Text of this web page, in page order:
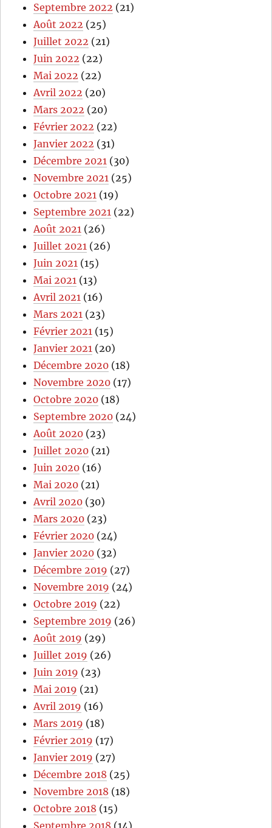
Septembre 2022 (21)
Août 2022 (25)
Juillet 2022 (21)
Juin 2022 (22)
Mai 2022 (22)
Avril 2022 (20)
Mars 2022 (20)
Février 2022 (22)
Janvier 2022 (31)
Décembre 2021 (30)
Novembre 2021 (25)
Octobre 2021 (19)
Septembre 2021 (22)
Août 2021 (26)
Juillet 2021 (26)
Juin 2021 (15)
Mai 2021 (13)
Avril 2021 (16)
Mars 2021 (23)
Février 2021 (15)
Janvier 2021 (20)
Décembre 2020 (18)
Novembre 2020 (17)
Octobre 2020 (18)
Septembre 2020 (24)
Août 2020 (23)
Juillet 2020 (21)
Juin 2020 (16)
Mai 2020 (21)
Avril 2020 (30)
Mars 2020 (23)
Février 2020 (24)
Janvier 2020 (32)
Décembre 2019 (27)
Novembre 2019 (24)
Octobre 2019 (22)
Septembre 2019 (26)
Août 2019 (29)
Juillet 2019 (26)
Juin 2019 (23)
Mai 2019 (21)
Avril 2019 (16)
Mars 2019 (18)
Février 2019 (17)
Janvier 2019 (27)
Décembre 2018 (25)
Novembre 2018 (18)
Octobre 2018 (15)
Septembre 2018 (14)